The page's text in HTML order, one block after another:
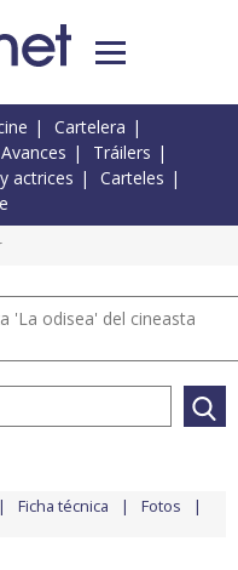
Cartelera
Avances
Tráilers
actrices
Carteles
'La odisea' del cineasta
Ficha técnica Fotos